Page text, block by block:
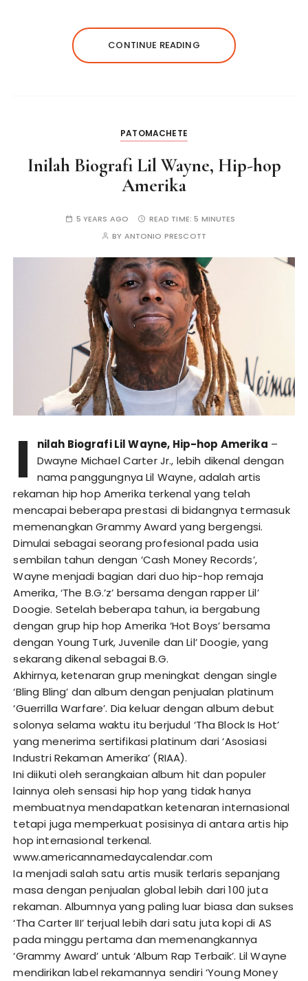
CONTINUE READING
PATOMACHETE
Inilah Biografi Lil Wayne, Hip-hop
Amerika
5 YEARS AGO READ TIME:5 MINUTES
BY ANTONIO PRESCOTT
I nilah Biografi Lil Wayne, Hip-hop Amerika –
Dwayne Michael Carter Jr., lebih dikenal dengan
nama panggungnya Lil Wayne, adalah artis
rekaman hip hop Amerika terkenal yang telah
mencapai beberapa prestasi di bidangnya termasuk
memenangkan Grammy Award yang bergengsi.
Dimulai sebagai seorang profesional pada usia
sembilan tahun dengan ‘Cash Money Records’,
Wayne menjadi bagian dari duo hip-hop remaja
Amerika, ‘The B.G.’z’ bersama dengan rapper Lil’
Doogie. Setelah beberapa tahun, ia bergabung
dengan grup hip hop Amerika ‘Hot Boys’ bersama
dengan Young Turk, Juvenile dan Lil’ Doogie, yang
sekarang dikenal sebagai B.G.
Akhirnya, ketenaran grup meningkat dengan single
‘Bling Bling’ dan album dengan penjualan platinum
‘Guerrilla Warfare’. Dia keluar dengan album debut
solonya selama waktu itu berjudul ‘Tha Block Is Hot’
yang menerima sertifikasi platinum dari ‘Asosiasi
Industri Rekaman Amerika’ (RIAA).
Ini diikuti oleh serangkaian album hit dan populer
lainnya oleh sensasi hip hop yang tidak hanya
membuatnya mendapatkan ketenaran internasional
tetapi juga memperkuat posisinya di antara artis hip
hop internasional terkenal.
www.americannamedaycalendar.com
Ia menjadi salah satu artis musik terlaris sepanjang
masa dengan penjualan global lebih dari 100 juta
rekaman. Albumnya yang paling luar biasa dan sukses
‘Tha Carter III’ terjual lebih dari satu juta kopi di AS
pada minggu pertama dan memenangkannya
‘Grammy Award’ untuk ‘Album Rap Terbaik’. Lil Wayne
mendirikan label rekamannya sendiri ‘Young Money